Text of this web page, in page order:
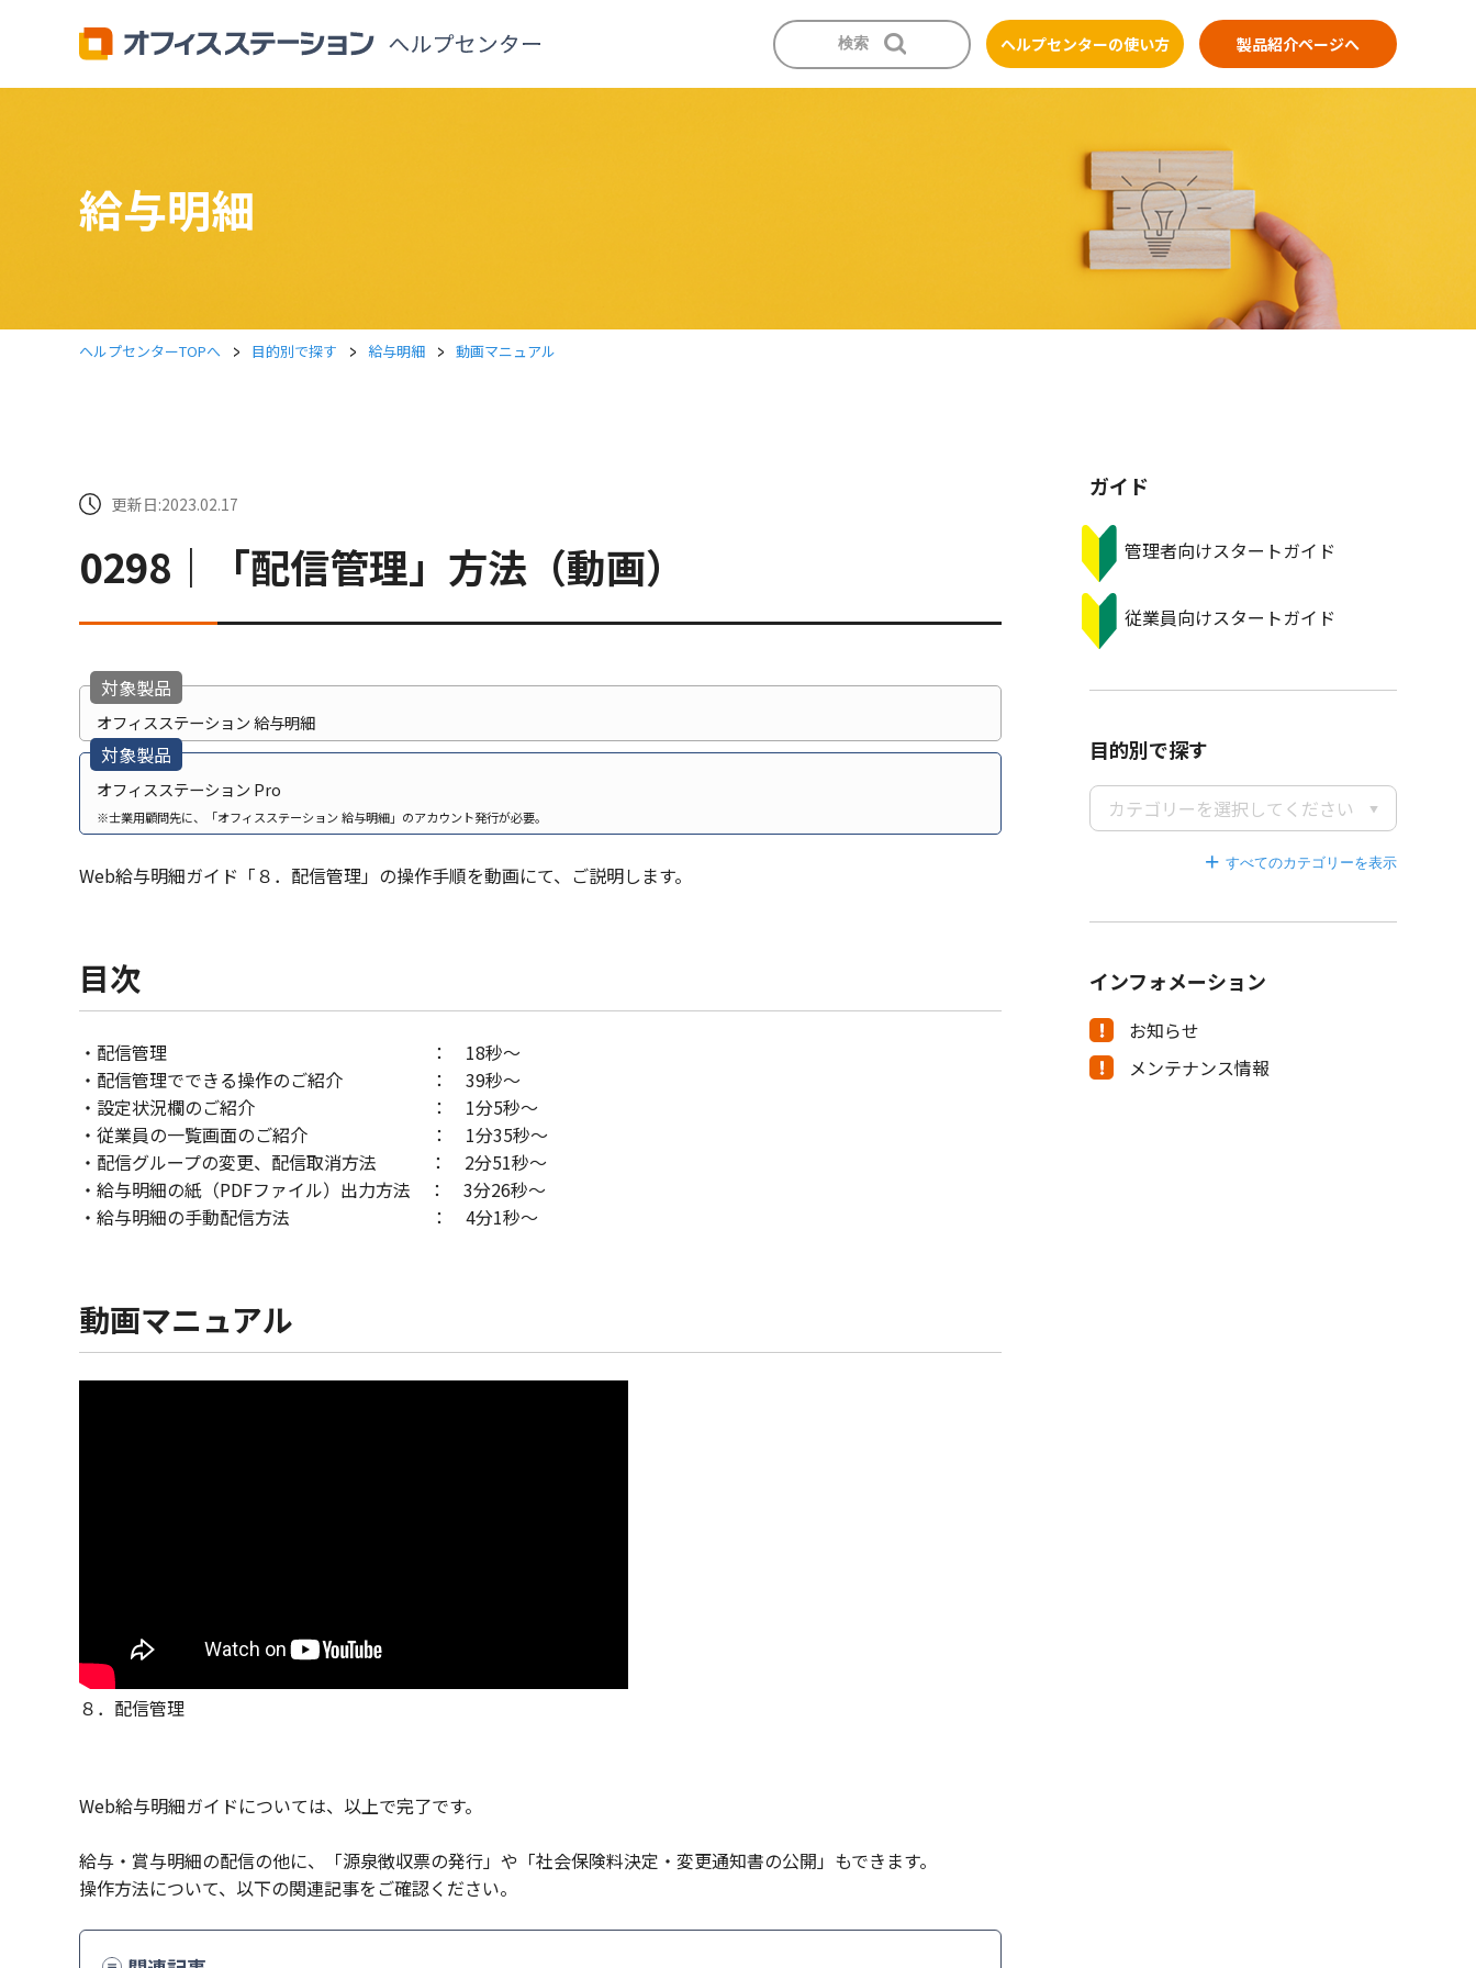
検索 ヘルプセンターの使い方 製品紹介ページへ
給与明細
ヘルプセンターTOPへ > 目的別で探す > 給与明細 > 動画マニュアル
更新日:2023.02.17
0298｜「配信管理」方法（動画）
対象製品
オフィスステーション 給与明細
対象製品
オフィスステーション Pro
※士業用顧問先に、「オフィスステーション 給与明細」のアカウント発行が必要。
Web給与明細ガイド「８．配信管理」の操作手順を動画にて、ご説明します。
目次
・配信管理 ： 18秒～
・配信管理でできる操作のご紹介 ： 39秒～
・設定状況欄のご紹介 ： 1分5秒～
・従業員の一覧画面のご紹介 ： 1分35秒～
・配信グループの変更、配信取消方法 ： 2分51秒～
・給与明細の紙（PDFファイル）出力方法 ： 3分26秒～
・給与明細の手動配信方法 ： 4分1秒～
動画マニュアル
８．配信管理
Web給与明細ガイドについては、以上で完了です。
給与・賞与明細の配信の他に、「源泉徴収票の発行」や「社会保険料決定・変更通知書の公開」もできます。
操作方法について、以下の関連記事をご確認ください。
ガイド
管理者向けスタートガイド
従業員向けスタートガイド
目的別で探す
カテゴリーを選択してください
すべてのカテゴリーを
インフォメーション
お知らせ
メンテナンス情報